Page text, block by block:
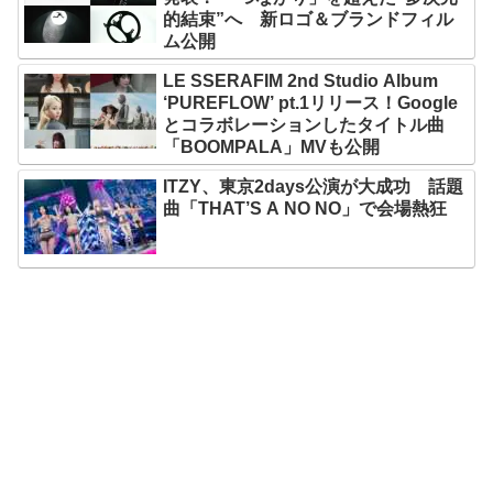
的結束”へ 新ロゴ＆ブランドフィル
ム公開
LE SSERAFIM 2nd Studio Album
‘PUREFLOW’ pt.1リリース！Google
とコラボレーションしたタイトル曲
「BOOMPALA」MVも公開
ITZY、東京2days公演が大成功 話題
曲「THAT’S A NO NO」で会場熱狂